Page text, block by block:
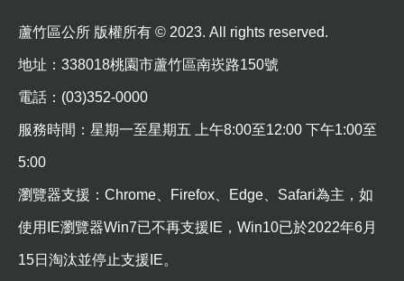
隱
私
政
策
政
府
網
站
資
蘆竹區公所 版權所有 © 2023. All rights reserved.
地址 ：338018桃園市蘆竹區南崁路150號
電話：(03)352-0000
服務時間：星期一至星期五 上午8:00至12:00 下午1:00至
5:00
瀏覽器支援：Chrome、Firefox、Edge、Safari為主，如
使用IE瀏覽器Win7已不再支援IE，Win10已於2022年6月
15日淘汰並停止支援IE。